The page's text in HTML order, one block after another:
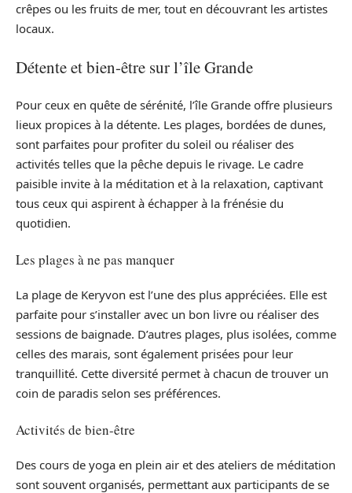
crêpes ou les fruits de mer, tout en découvrant les artistes
locaux.
Détente et bien-être sur l’île Grande
Pour ceux en quête de sérénité, l’île Grande offre plusieurs
lieux propices à la détente. Les plages, bordées de dunes,
sont parfaites pour profiter du soleil ou réaliser des
activités telles que la pêche depuis le rivage. Le cadre
paisible invite à la méditation et à la relaxation, captivant
tous ceux qui aspirent à échapper à la frénésie du
quotidien.
Les plages à ne pas manquer
La plage de Keryvon est l’une des plus appréciées. Elle est
parfaite pour s’installer avec un bon livre ou réaliser des
sessions de baignade. D’autres plages, plus isolées, comme
celles des marais, sont également prisées pour leur
tranquillité. Cette diversité permet à chacun de trouver un
coin de paradis selon ses préférences.
Activités de bien-être
Des cours de yoga en plein air et des ateliers de méditation
sont souvent organisés, permettant aux participants de se